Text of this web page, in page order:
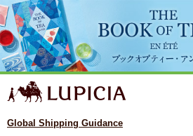
Global Shipping Guidance